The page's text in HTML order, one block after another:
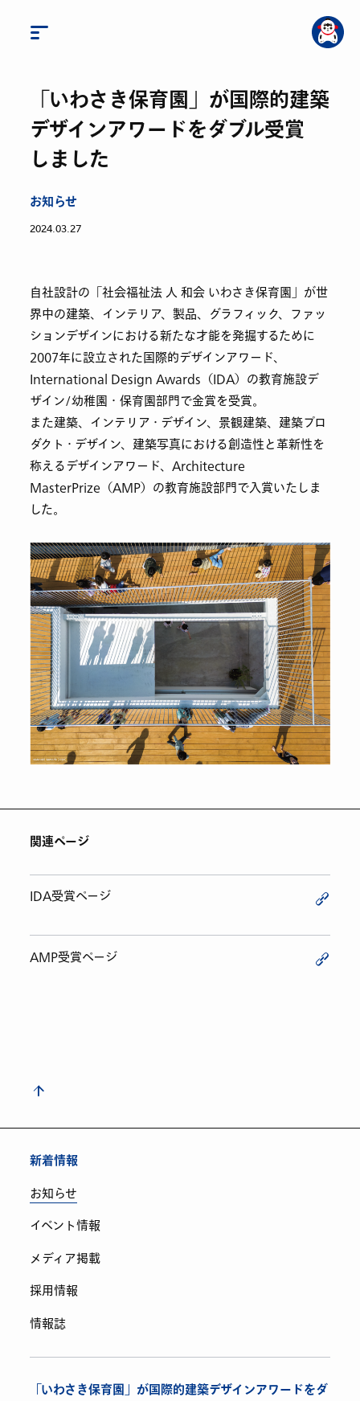
「いわさき保育園」が国際的建築
デザインアワードをダブル受賞
しました
お知らせ
2024.03.27
自社設計の「社会福祉法 人 和会 いわさき保育園」が世
界中の建築、インテリア、製品、グラフィック、ファッ
ションデザインにおける新たな才能を発掘するために
2007年に設立された国際的デザインアワード、
International Design Awards（IDA）の教育施設デ
ザイン/幼稚園・保育園部門で金賞を受賞。
また建築、インテリア・デザイン、景観建築、建築プロ
ダクト・デザイン、建築写真における創造性と革新性を
称えるデザインアワード、Architecture
MasterPrize（AMP）の教育施設部門で入賞いたしま
した。
関連ページ
IDA受賞ページ
AMP受賞ページ
新着情報
お知らせ
イベント情報
メディア掲載
採用情報
情報誌
「いわさき保育園」が国際的建築デザインアワードをダ